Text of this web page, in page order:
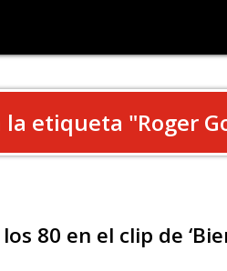
la etiqueta "Roger
80 en el clip de